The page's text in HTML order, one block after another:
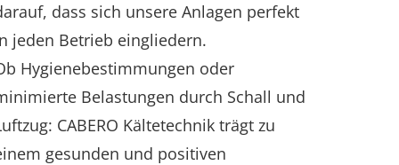
dass sich unsere Anlagen perfekt
jeden Betrieb eingliedern.
Hygienebestimmungen oder
Belastungen durch Schall und
CABERO Kältetechnik trägt zu
gesunden und positiven